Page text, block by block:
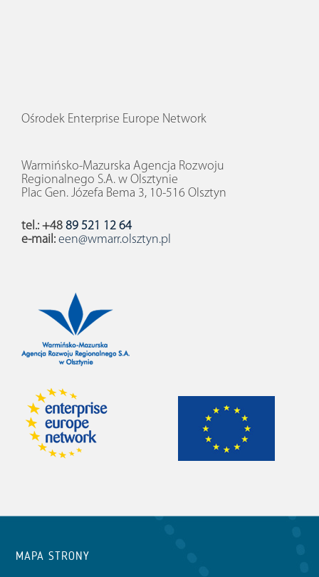
Ośrodek Enterprise Europe Network
Warmińsko-Mazurska Agencja Rozwoju
Regionalnego S.A. w Olsztynie
Plac Gen. Józefa Bema 3, 10-516 Olsztyn
tel.: +48 89 521 12 64
e-mail: een@wmarr.olsztyn.pl
MAPA STRONY